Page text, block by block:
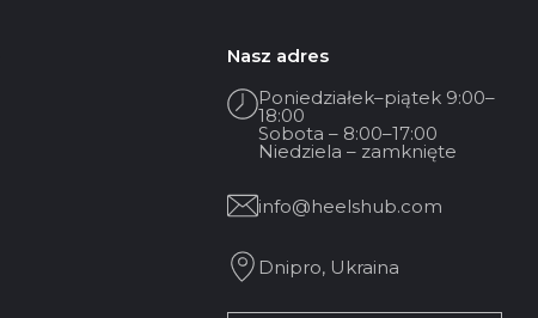
Nasz adres
Poniedziałek–piątek 9:00–
18:00
Sobota – 8:00–17:00
Niedziela – zamknięte
info@heelshub.com
Dnipro, Ukraina